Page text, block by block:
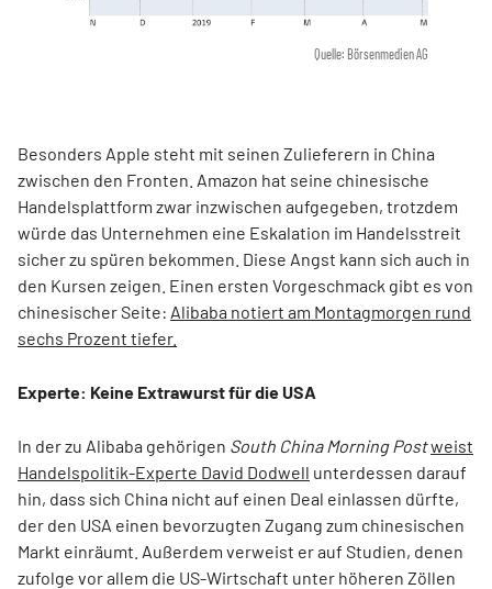
Quelle: Börsenmedien AG
Besonders Apple steht mit seinen Zulieferern in China
zwischen den Fronten. Amazon hat seine chinesische
Handelsplattform zwar inzwischen aufgegeben, trotzdem
würde das Unternehmen eine Eskalation im Handelsstreit
sicher zu spüren bekommen. Diese Angst kann sich auch in
den Kursen zeigen. Einen ersten Vorgeschmack gibt es von
chinesischer Seite: Alibaba notiert am Montagmorgen rund
sechs Prozent tiefer.
Experte: Keine Extrawurst für die USA
In der zu Alibaba gehörigen South China Morning Postweist
Handelspolitik-Experte David Dodwell unterdessen darauf
hin, dass sich China nicht auf einen Deal einlassen dürfte,
der den USA einen bevorzugten Zugang zum chinesischen
Markt einräumt. Außerdem verweist er auf Studien, denen
zufolge vor allem die US-Wirtschaft unter höheren Zöllen